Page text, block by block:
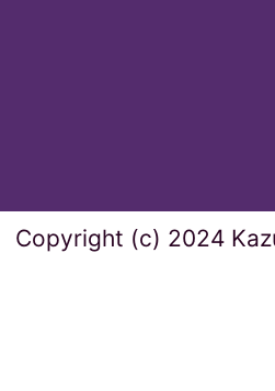
Copyright (c) 2024